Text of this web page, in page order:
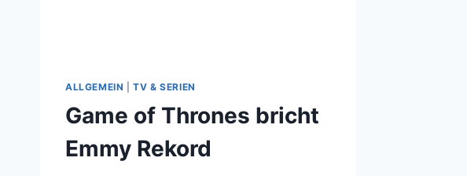
ALLGEMEIN |TV & SERIEN
Game of Thrones bricht
Emmy Rekord